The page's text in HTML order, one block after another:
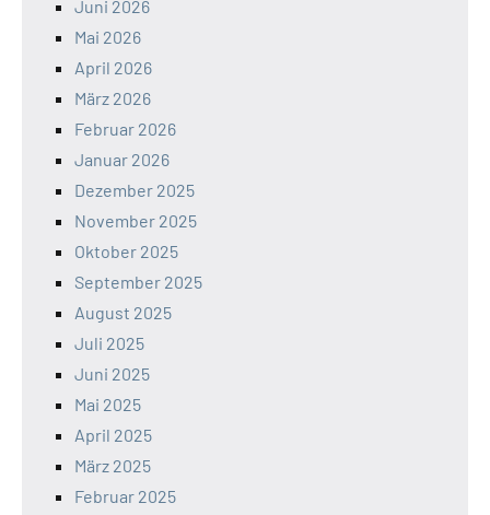
Juni 2026
Mai 2026
April 2026
März 2026
Februar 2026
Januar 2026
Dezember 2025
November 2025
Oktober 2025
September 2025
August 2025
Juli 2025
Juni 2025
Mai 2025
April 2025
März 2025
Februar 2025